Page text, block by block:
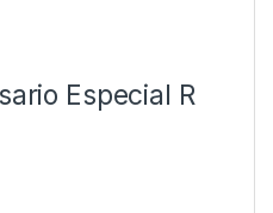
Especial R